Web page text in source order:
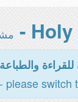
والطباعة
please switch